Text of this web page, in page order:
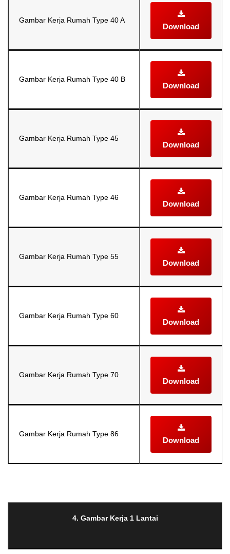
Gambar Kerja Rumah Type 40 A
Download
Gambar Kerja Rumah Type 40 B
Download
Gambar Kerja Rumah Type 45
Download
Gambar Kerja Rumah Type 46
Download
Gambar Kerja Rumah Type 55
Download
Gambar Kerja Rumah Type 60
Download
Gambar Kerja Rumah Type 70
Download
Gambar Kerja Rumah Type 86
Download
4. Gambar Kerja 1 Lantai